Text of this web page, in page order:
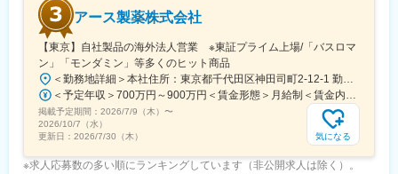
変更の範囲：会社の定める業務
アース製薬株式会社
【東京】自社製品の海外法人営業 ※東証プライム上場/「バスロマ
ン」「モンダミン」等多くのヒット商品
＜勤務地詳細＞本社住所：東京都千代田区神田司町2-12-1 勤務地最寄駅：東京メトロ丸ノ内線／淡路町駅受動喫煙対策：屋内全面禁煙変更の範囲：会社の定める事業所（リモートワーク含む）
＜予定年収＞700万円～900万円＜賃金形態＞月給制＜賃金内訳＞月額（基本給）：380,000円～500,000円＜月給＞380,000円～500,000円＜昇給有無＞有＜残業手当＞有＜給与補足＞※経験・能力を考慮の上、優遇します。賃金はあくまでも目安の金額であり、選考を通じて上下する可能性があります。月給(月額)は固定手当を含めた表記です。
掲載予定期間： 2026/7/9（木） 〜
2026/10/7（水）
更新日： 2026/7/30（木） 気になる
※求人応募数の多い順にランキングしています（非公開求人は除く）。